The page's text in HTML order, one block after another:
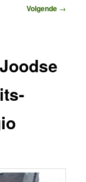
Volgende →